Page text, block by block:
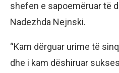
shefen e sapoemëruar të
Nadezhda Nejnski.
“Kam dërguar urime të
dhe i kam dëshiruar